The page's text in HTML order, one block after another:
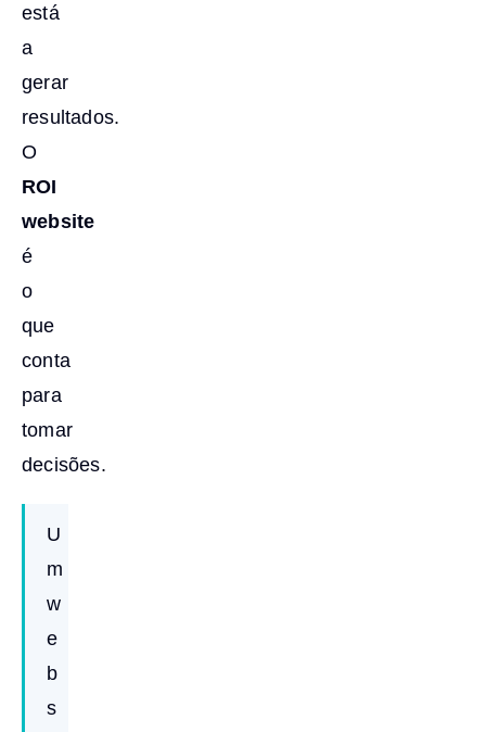
está
a
gerar
resultados.
O
ROI
website
é
o
que
conta
para
tomar
decisões.
U
m
w
e
b
s